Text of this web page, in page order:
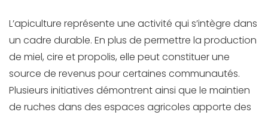
L’apiculture représente une activité qui s’intègre dans
un cadre durable. En plus de permettre la production
de miel, cire et propolis, elle peut constituer une
source de revenus pour certaines communautés.
Plusieurs initiatives démontrent ainsi que le maintien
de ruches dans des espaces agricoles apporte des